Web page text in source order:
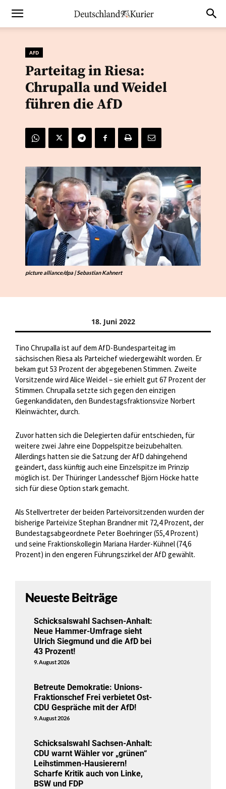
AFD
Parteitag in Riesa:
Chrupalla und Weidel
führen die AfD
picture alliance/dpa | Sebastian Kahnert
18. Juni 2022
Tino Chrupalla ist auf dem AfD-Bundesparteitag im
sächsischen Riesa als Parteichef wiedergewählt worden. Er
bekam gut 53 Prozent der abgegebenen Stimmen. Zweite
Vorsitzende wird Alice Weidel – sie erhielt gut 67 Prozent der
Stimmen. Chrupalla setzte sich gegen den einzigen
Gegenkandidaten, den Bundestagsfraktionsvize Norbert
Kleinwächter, durch.
Zuvor hatten sich die Delegierten dafür entschieden, für
weitere zwei Jahre eine Doppelspitze beizubehalten.
Allerdings hatten sie die Satzung der AfD dahingehend
geändert, dass künftig auch eine Einzelspitze im Prinzip
möglich ist. Der Thüringer Landesschef Björn Höcke hatte
sich für diese Option stark gemacht.
Als Stellvertreter der beiden Parteivorsitzenden wurden der
bisherige Parteivize Stephan Brandner mit 72,4 Prozent, der
Bundestagsabgeordnete Peter Boehringer (55,4 Prozent)
und seine Fraktionskollegin Mariana Harder-Kühnel (74,6
Prozent) in den engeren Führungszirkel der AfD gewählt.
Neueste Beiträge
Schicksalswahl Sachsen-Anhalt:
Neue Hammer-Umfrage sieht
Ulrich Siegmund und die AfD bei
43 Prozent!
9. August 2026
Betreute Demokratie: Unions-
Fraktionschef Frei verbietet Ost-
CDU Gespräche mit der AfD!
9. August 2026
Schicksalswahl Sachsen-Anhalt:
CDU warnt Wähler vor „grünen“
Leihstimmen-Hausierern!
Scharfe Kritik auch von Linke,
BSW und FDP